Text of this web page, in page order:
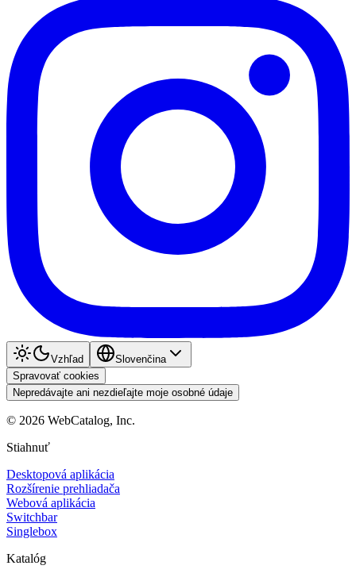
Vzhľad
Slovenčina
Spravovať cookies
Nepredávajte ani nezdieľajte moje osobné údaje
© 2026 WebCatalog, Inc.
Stiahnuť
Desktopová aplikácia
Rozšírenie prehliadača
Webová aplikácia
Switchbar
Singlebox
Katalóg